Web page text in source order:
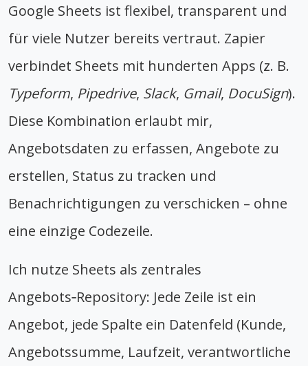
Google Sheets ist flexibel, transparent und
für viele Nutzer bereits vertraut. Zapier
verbindet Sheets mit hunderten Apps (z. B.
Typeform, Pipedrive, Slack, Gmail, DocuSign).
Diese Kombination erlaubt mir,
Angebotsdaten zu erfassen, Angebote zu
erstellen, Status zu tracken und
Benachrichtigungen zu verschicken – ohne
eine einzige Codezeile.
Ich nutze Sheets als zentrales
Angebots‑Repository: Jede Zeile ist ein
Angebot, jede Spalte ein Datenfeld (Kunde,
Angebotssumme, Laufzeit, verantwortliche